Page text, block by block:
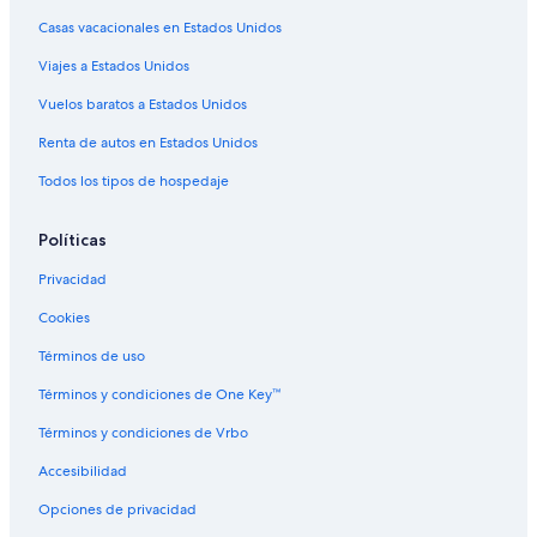
Hoteles con bar en Laureles
Hoteles con desayuno incluido en Laureles
Hoteles con estacionamiento en Laureles
Hoteles con gimnasio en Laureles
Hoteles con alberca en Laureles
Hoteles con sauna en Laureles
Hoteles con hidromasaje en Laureles
Hoteles con traslado del/al aeropuerto en Laureles
Hoteles Estelar en Laureles
Hoteles para bodas en Laureles
Hoteles que aceptan mascotas en Laureles
Hoteles en Laureles
Hoteles en Guayabal
Casas vacacionales en Estados Unidos
Viajes a Estados Unidos
Vuelos baratos a Estados Unidos
Renta de autos en Estados Unidos
Todos los tipos de hospedaje
Políticas
Privacidad
Cookies
Términos de uso
Términos y condiciones de One Key™
Términos y condiciones de Vrbo
Accesibilidad
Opciones de privacidad